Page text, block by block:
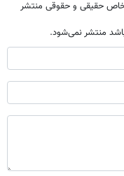
حقیقی و حقوقی منتشر
باشد منتشر نمی‌شود.